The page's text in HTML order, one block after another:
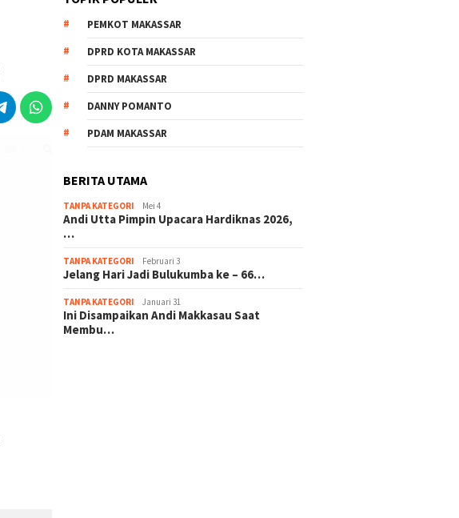
PEMKOT MAKASSAR
DPRD KOTA MAKASSAR
DPRD MAKASSAR
DANNY POMANTO
PDAM MAKASSAR
BERITA UTAMA
TANPA KATEGORI Mei 4
Andi Utta Pimpin Upacara Hardiknas 2026,
…
TANPA KATEGORI Februari 3
Jelang Hari Jadi Bulukumba ke – 66…
TANPA KATEGORI Januari 31
Ini Disampaikan Andi Makkasau Saat
Membu…